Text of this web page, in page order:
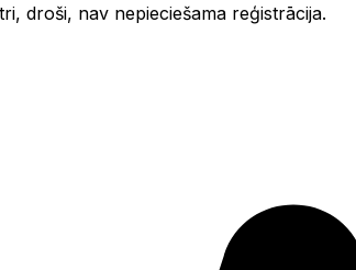
droši, nav nepieciešama reģistrācija.